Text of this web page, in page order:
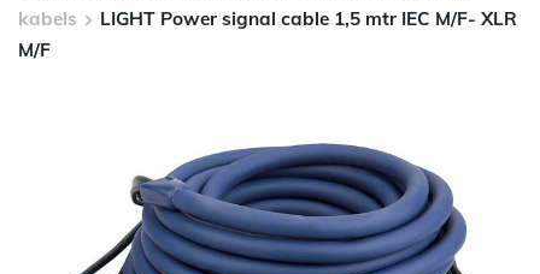
kabels
LIGHT Power signal cable 1,5 mtr IEC M/F- XLR
M/F